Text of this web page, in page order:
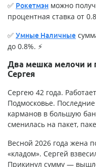
✅ Рокетмэн можно
процентная ставка от
✅ Умные Наличные
до 0.8%. ⚡
Два мешка мелочи и
Сергея
Сергею 42 года.
Подмосковье.
карманов в большую
сменилась на пакет,
Весной 2026 года жена
«кладом». Сергей
Прикинул сумму —